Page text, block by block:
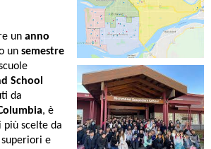
un anno
un semestre
School
da
, è
più scelte da
e